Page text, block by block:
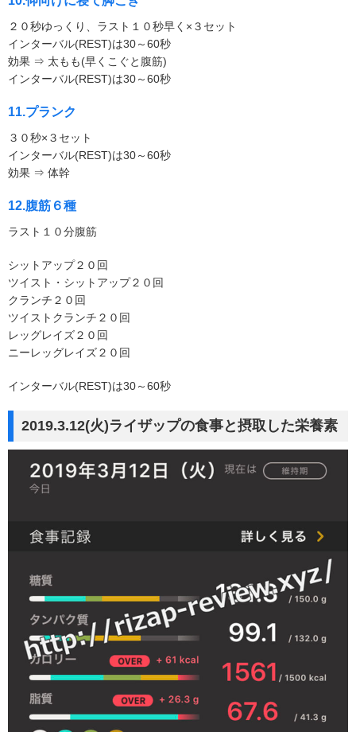
２０秒ゆっくり、ラスト１０秒早く×３セット
インターバル(REST)は30～60秒
効果 ⇒ 太もも(早くこぐと腹筋)
インターバル(REST)は30～60秒
11.プランク
３０秒×３セット
インターバル(REST)は30～60秒
効果 ⇒ 体幹
12.腹筋６種
ラスト１０分腹筋
シットアップ２０回
ツイスト・シットアップ２０回
クランチ２０回
ツイストクランチ２０回
レッグレイズ２０回
ニーレッグレイズ２０回
インターバル(REST)は30～60秒
2019.3.12(火)ライザップの食事と摂取した栄養素